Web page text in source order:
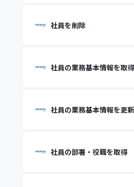
社員を削除
社員の業務基本情報を取得
社員の業務基本情報を更新
社員の部署・役職を取得